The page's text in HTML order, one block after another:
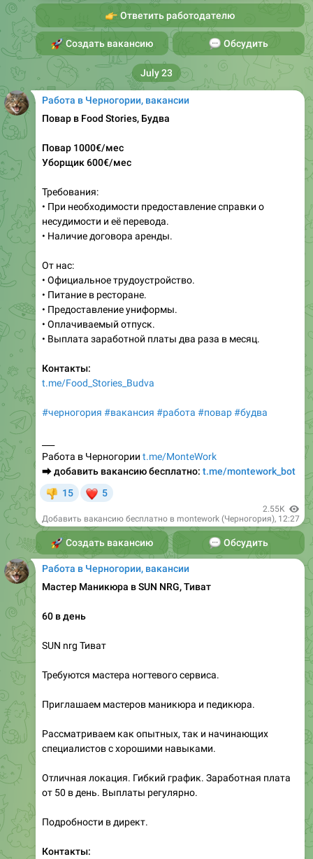
👉Ответить работодателю
Создать вакансию💬Обсудить
Работа в Черногории, вакансии
Повар в Food Stories, Будва
Повар 1000€/мес
Уборщик 600€/мес
Требования:
• При необходимости предоставление справки о
несудимости и её перевода.
• Наличие договора аренды.
От нас:
• Официальное трудоустройство.
• Питание в ресторане.
• Предоставление униформы.
• Оплачиваемый отпуск.
• Выплата заработной платы два раза в месяц.
Контакты:
t.me/Food_Stories_Budva
#черногория #вакансия #работа #повар#будва
Работа в Черногории t.me/MonteWork
⮕добавить вакансию бесплатно: t.me/montework_bot
15 5
2.55K
Добавить вакансию бесплатно в montework (Черногория), 12:27
Создать вакансию💬Обсудить
July 23
Работа в Черногории, вакансии
Мастер Маникюра в SUN NRG, Тиват
60 в день
SUN nrg Тиват
Требуются мастера ногтевого сервиса.
Приглашаем мастеров маникюра и педикюра.
Рассматриваем как опытных, так и начинающих
специалистов с хорошими навыками.
Отличная локация. Гибкий график. Заработная плата
от 50 в день. Выплаты регулярно.
Подробности в директ.
Контакты: